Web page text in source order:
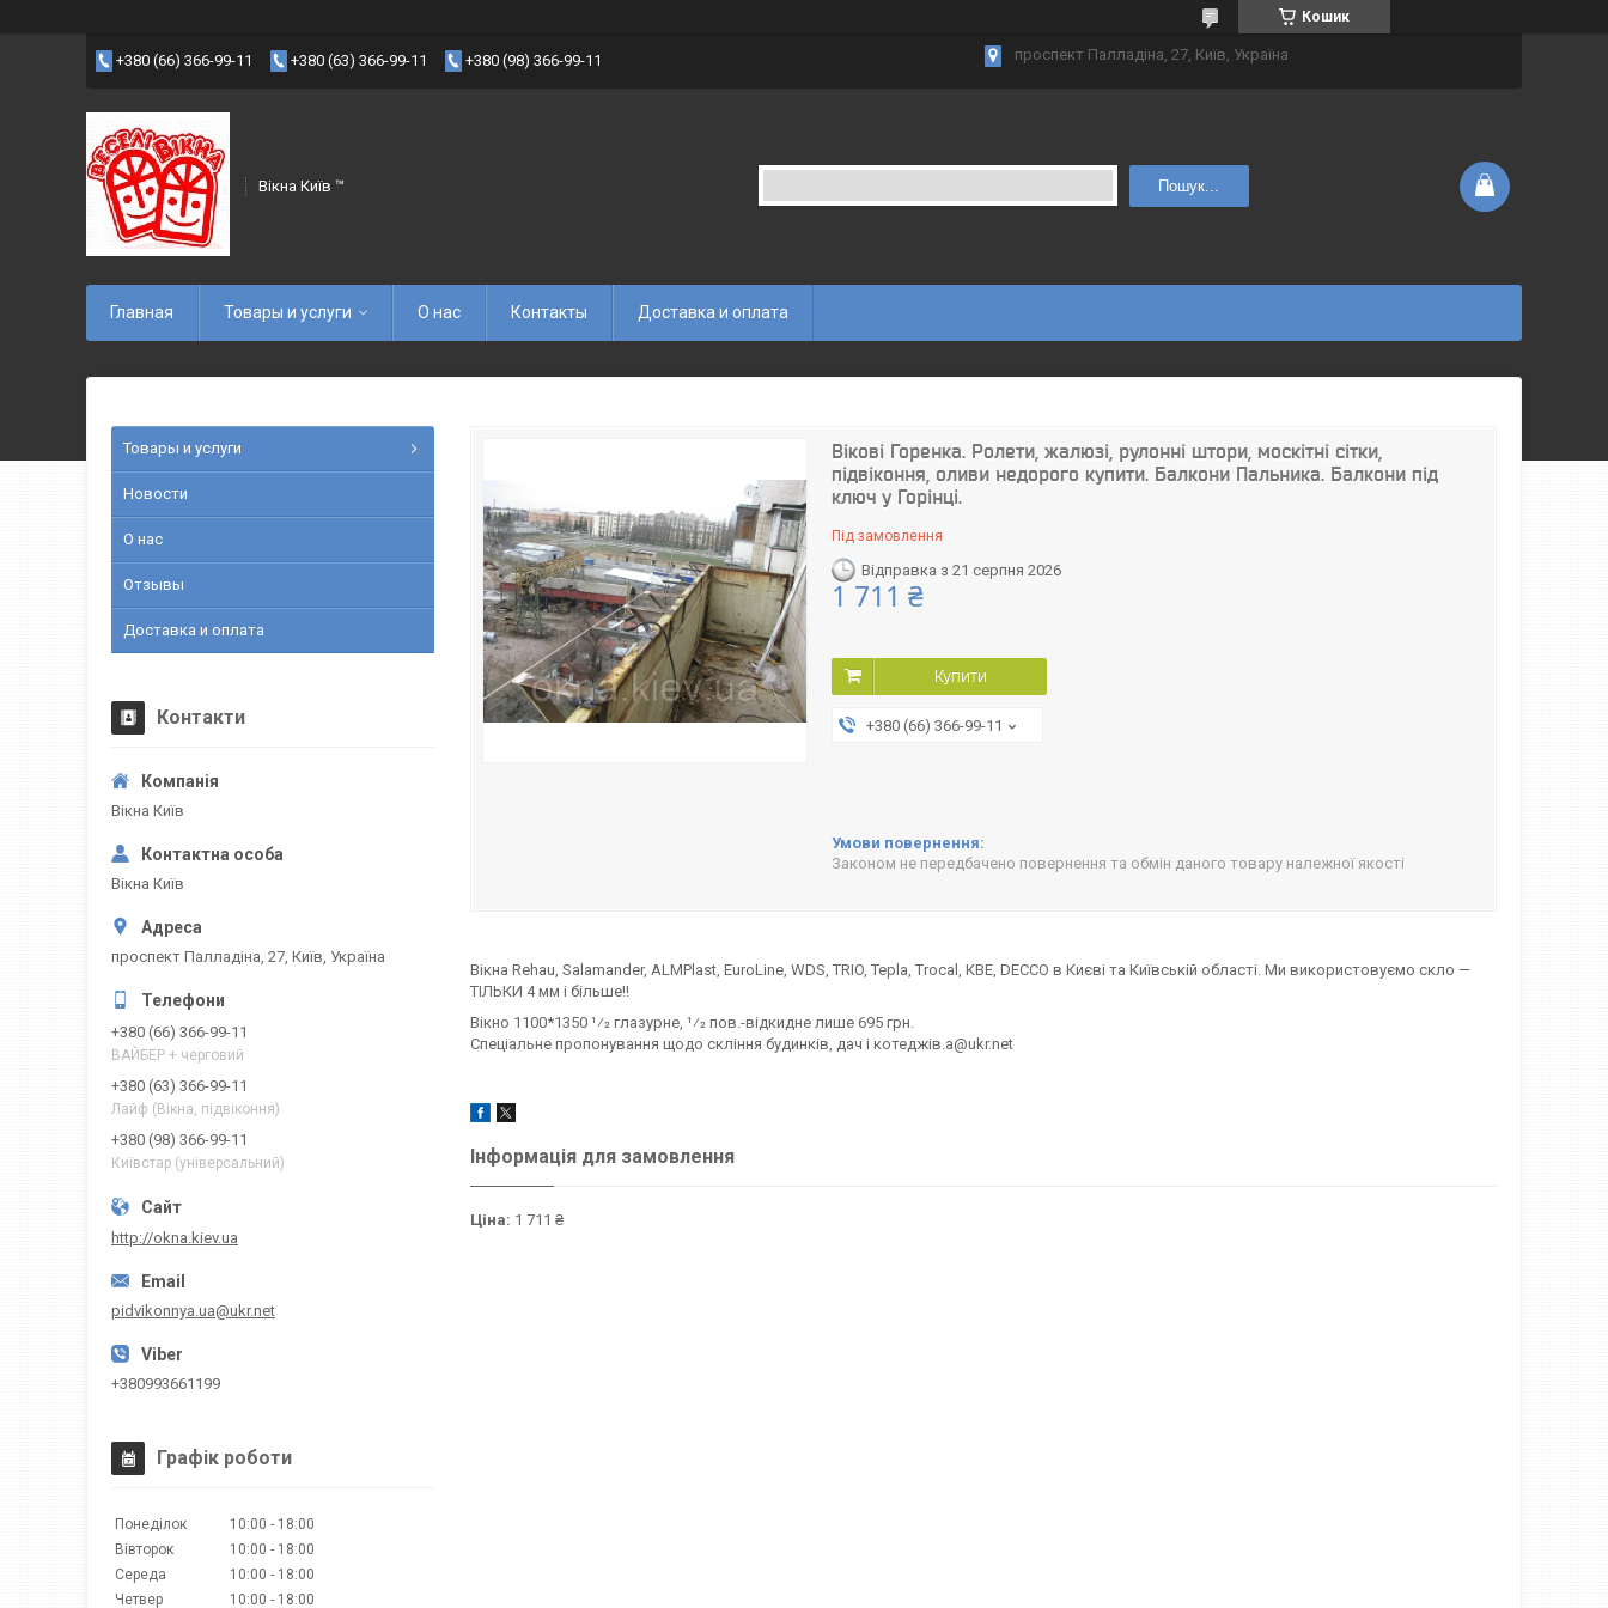
Кошик
+380 (66) 366-99-11 +380 (63) 366-99-11 +380 (98) 366-99-11 проспект Палладіна, 27, Київ, Україна
Вікна Київ ™ Пошук...
Главная Товары и услуги О нас Контакты Доставка и оплата
Вікові Горенка. Ролети, жалюзі, рулонні штори, москітні сітки,
підвіконня, оливи недорого купити. Балкони Пальника. Балкони під
ключ у Горінці.
Під замовлення
Відправка з 21 серпня 2026
1 711 ₴
Купити
+380 (66) 366-99-11
Законом не передбачено повернення та обмін даного товару належної якості
Вікна Rehau, Salamander, ALMPlast, EuroLine, WDS, TRIO, Tepla, Trocal, КВЕ, DECCO в Києві та Київській області. Ми використовуємо скло —
ТІЛЬКИ 4 мм і більше!!
Вікно 1100*1350 1⁄2 глазурне, 1⁄2 пов.-відкидне лише 695 грн.
Спеціальне пропонування щодо скління будинків, дач і котеджів.a@ukr.net
Інформація для замовлення
Ціна: 1 711 ₴
Товары и услуги
Новости
О нас
Отзывы
Доставка и оплата
Контакти
Вікна Київ
Вікна Київ
проспект Палладіна, 27, Київ, Україна
+380 (66) 366-99-11
ВАЙБЕР + черговий
+380 (63) 366-99-11
Лайф (Вікна, підвіконня)
+380 (98) 366-99-11
Київстар (універсальний)
http://okna.kiev.ua
pidvikonnya.ua@ukr.net
+380993661199
Графік роботи
Понеділок 10:00
18:00
Вівторок
10:00
18:00
Середа
10:00
18:00
Четвер
10:00 18:00